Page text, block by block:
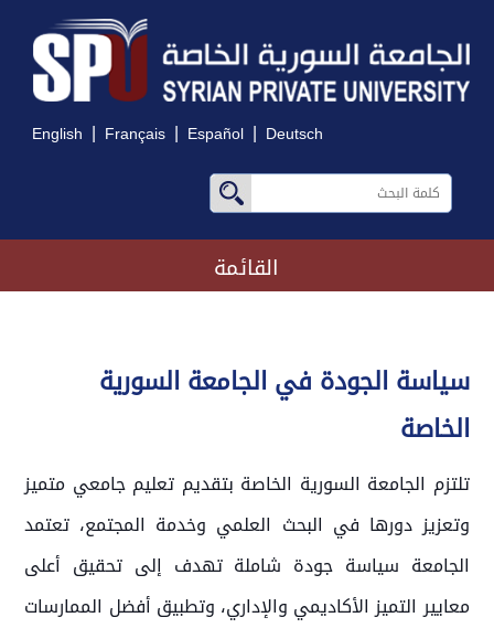
English | Français | Español | Deutsch
القائمة
سياسة الجودة في الجامعة السورية
الخاصة
تلتزم الجامعة السورية الخاصة بتقديم تعليم جامعي متميز
وتعزيز دورها في البحث العلمي وخدمة المجتمع، تعتمد
الجامعة سياسة جودة شاملة تهدف إلى تحقيق أعلى
معايير التميز الأكاديمي والإداري، وتطبيق أفضل الممارسات